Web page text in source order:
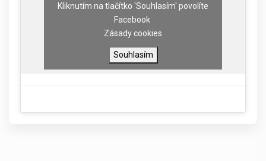
Kliknutím na tlačítko 'Souhlasím' povolíte
Facebook
Zásady cookies
Souhlasím